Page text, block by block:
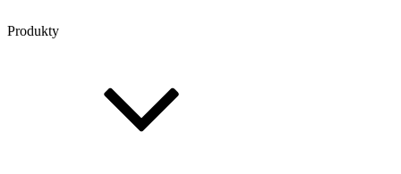
Produkty